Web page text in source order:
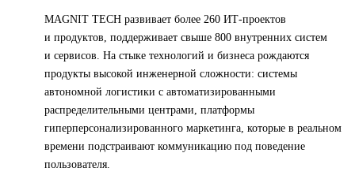
MAGNIT TECH развивает более 260 ИТ-проектов
и продуктов, поддерживает свыше 800 внутренних систем
и сервисов. На стыке технологий и бизнеса рождаются
продукты высокой инженерной сложности: системы
автономной логистики с автоматизированными
распределительными центрами, платформы
гиперперсонализированного маркетинга, которые в реальном
времени подстраивают коммуникацию под поведение
пользователя.